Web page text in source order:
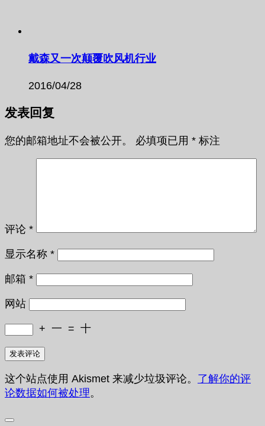
戴森又一次颠覆吹风机行业
2016/04/28
发表回复
您的邮箱地址不会被公开。 必填项已用 * 标注
评论 *
显示名称 *
邮箱 *
网站
+ 一 = 十
这个站点使用 Akismet 来减少垃圾评论。 了解你的评
论数据如何被处理。